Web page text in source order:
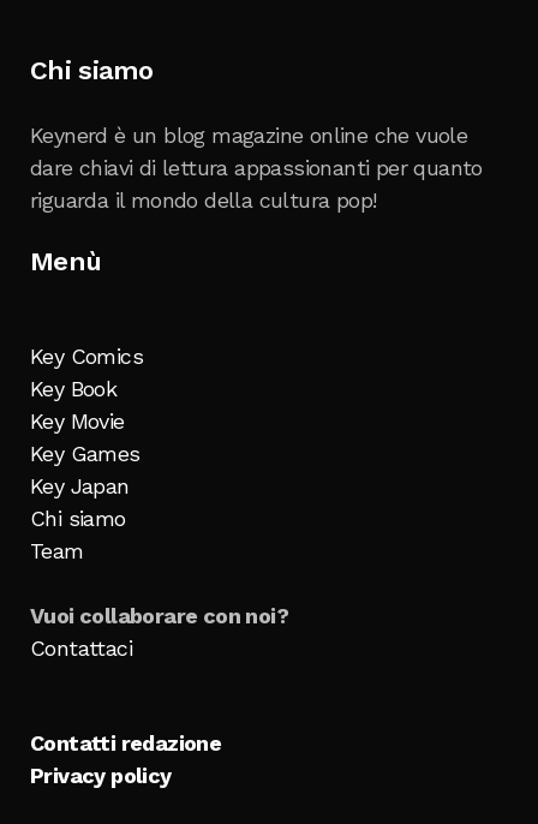
Chi siamo
Keynerd è un blog magazine online che vuole
dare chiavi di lettura appassionanti per quanto
riguarda il mondo della cultura pop!
Menù
Key Comics
Key Book
Key Movie
Key Games
Key Japan
Chi siamo
Team
Vuoi collaborare con noi?
Contattaci
Contatti redazione
Privacy policy